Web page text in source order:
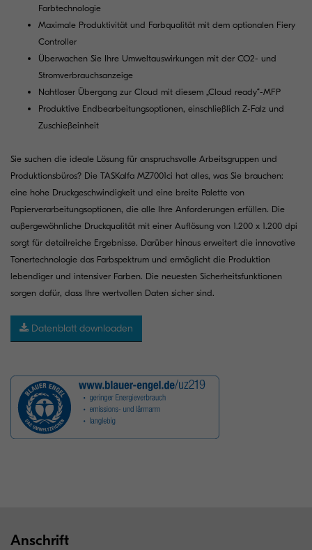
Farbtechnologie
Maximale Produktivität und Farbqualität mit dem optionalen Fiery
Controller
Überwachen Sie Ihre Umweltauswirkungen mit der CO2- und
Stromverbrauchsanzeige
Nahtloser Übergang zur Cloud mit diesem „Cloud ready“-MFP
Produktive Endbearbeitungsoptionen, einschließlich Z-Falz und
Zuschießeinheit
Sie suchen die ideale Lösung für anspruchsvolle Arbeitsgruppen und
Produktionsbüros? Die TASKalfa MZ7001ci hat alles, was Sie brauchen:
eine hohe Druckgeschwindigkeit und eine breite Palette von
Papierverarbeitungsoptionen, die alle Ihre Anforderungen erfüllen. Die
außergewöhnliche Druckqualität mit einer Auflösung von 1.200 x 1.200 dpi
sorgt für detailreiche Ergebnisse. Darüber hinaus erweitert die innovative
Tonertechnologie das Farbspektrum und ermöglicht die Produktion
lebendiger und intensiver Farben. Die neuesten Sicherheitsfunktionen
sorgen dafür, dass Ihre wertvollen Daten sicher sind.
Datenblatt downloaden
Anschrift